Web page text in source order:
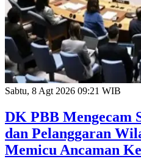
Sabtu, 8 Agt 2026 09:21 WIB
DK PBB Mengecam
dan Pelanggaran
Memicu Ancaman